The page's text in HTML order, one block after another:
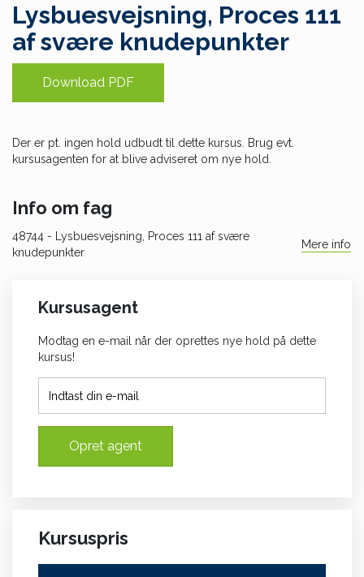
Lysbuesvejsning, Proces 111
af svære knudepunkter
Download PDF
Der er pt. ingen hold udbudt til dette kursus. Brug evt.
kursusagenten for at blive adviseret om nye hold.
Info om fag
48744 - Lysbuesvejsning, Proces 111 af svære
knudepunkter
Mere info
Kursusagent
Modtag en e-mail når der oprettes nye hold på dette
kursus!
Opret agent
Kursuspris